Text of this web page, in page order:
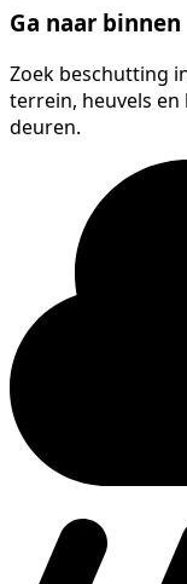
Ga naar binnen
Zoek beschutting
terrein, heuvels en
deuren.